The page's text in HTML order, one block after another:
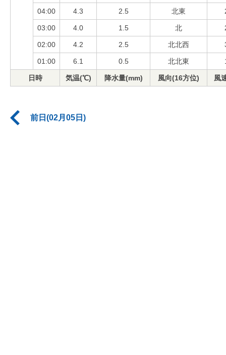
04:00 4.3 2.5 北東
03:00 4.0 1.5 北
02:00 4.2 2.5 北北西
01:00 6.1 0.5 北北東
日時 気温(℃) 降水量(mm) 風向(16方位) 風
前日(02月05日)